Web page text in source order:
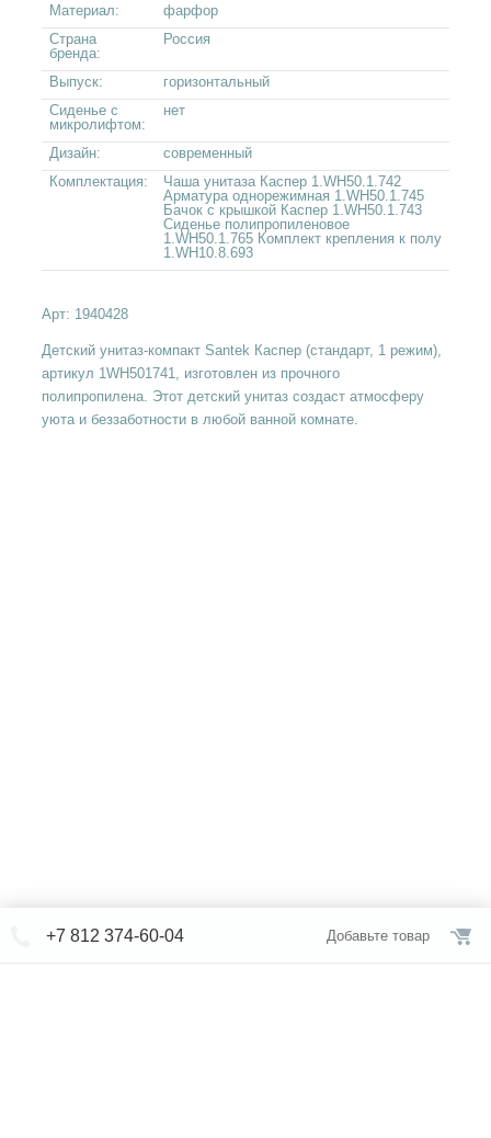
Материал:
фарфор
Страна
бренда:
Россия
Выпуск:
горизонтальный
Сиденье с
микролифтом:
нет
Дизайн:
современный
Комплектация:
Чаша унитаза Каспер 1.WH50.1.742
Арматура однорежимная 1.WH50.1.745
Бачок с крышкой Каспер 1.WH50.1.743
Сиденье полипропиленовое
1.WH50.1.765 Комплект крепления к полу
1.WH10.8.693
Арт: 1940428
Детский унитаз-компакт Santek Каспер (стандарт, 1 режим),
артикул 1WH501741, изготовлен из прочного
полипропилена. Этот детский унитаз создаст атмосферу
уюта и беззаботности в любой ванной комнате.
+7 812 374-60-04 Добавьте товар